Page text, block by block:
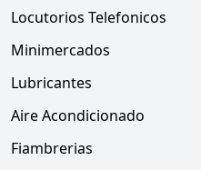
Locutorios Telefonicos
Minimercados
Lubricantes
Aire Acondicionado
Fiambrerias